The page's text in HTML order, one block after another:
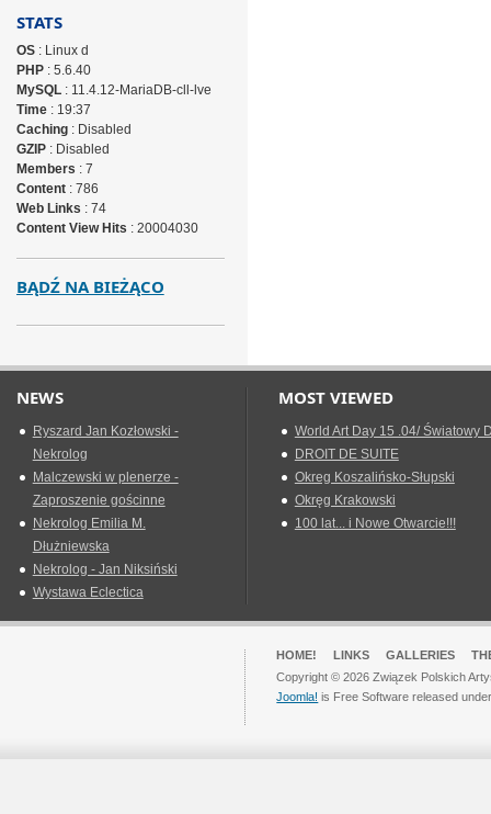
STATS
OS: Linux d
PHP: 5.6.40
MySQL: 11.4.12-MariaDB-cll-lve
Time: 19:37
Caching: Disabled
GZIP: Disabled
Members : 7
Content: 786
Web Links : 74
Content View Hits : 20004030
BĄDŹ NA BIEŻĄCO
NEWS
Ryszard Jan Kozłowski -
Nekrolog
Malczewski w plenerze -
Zaproszenie gościnne
Nekrolog Emilia M.
Dłużniewska
Nekrolog - Jan Niksiński
Wystawa Eclectica
MOST VIEWED
World Art Day 15 .04/ Światowy
DROIT DE SUITE
Okreg Koszalińsko-Słupski
Okręg Krakowski
100 lat... i Nowe Otwarcie!!!
HOME! LINKS GALLERIES
Copyright © 2026 Związek Polskich
Joomla! is Free Software released